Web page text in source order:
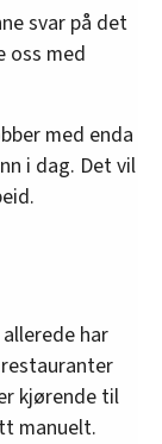
svar på det
oss med
med enda
i dag. Det vil
har
kjørende til
manuelt.